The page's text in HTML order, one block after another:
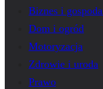
Biznes i
Dom i ogród
Motoryzacja
Zdrowie i uroda
Prawo